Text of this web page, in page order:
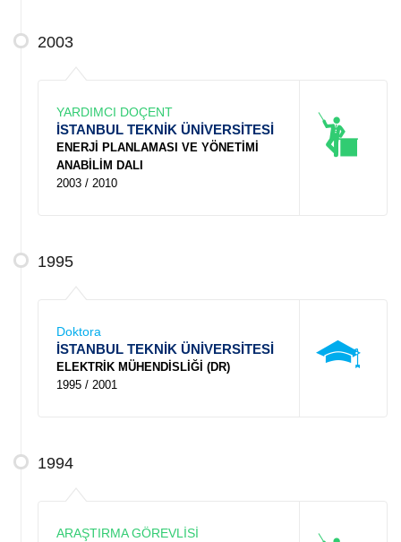
2003
YARDIMCI DOÇENT
İSTANBUL TEKNİK ÜNİVERSİTESİ
ENERJİ PLANLAMASI VE YÖNETİMİ
ANABİLİM DALI
2003 / 2010
1995
Doktora
İSTANBUL TEKNİK ÜNİVERSİTESİ
ELEKTRİK MÜHENDİSLİĞİ (DR)
1995 / 2001
1994
ARAŞTIRMA GÖREVLİSİ